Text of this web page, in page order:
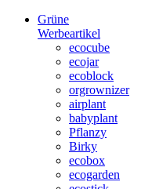
Grüne
Werbeartikel
ecocube
ecojar
ecoblock
orgrownizer
airplant
babyplant
Pflanzy
Birky
ecobox
ecogarden